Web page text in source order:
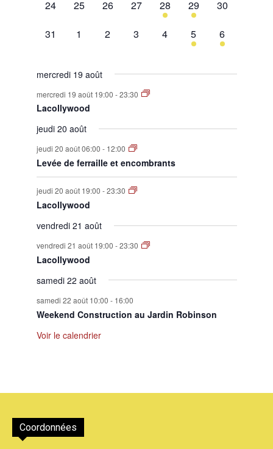
0
24
0
25
0
26
0
évènement,
27
1
évènement,
28
1
évènement,
29
0
30
0
31
0
1
0
2
0
3
0
évènement,
4
1
évènement,
5
1
évènement,
6
mercredi 19 août
mercredi 19 août 19:00 -23:30
Lacollywood
jeudi 20 août
jeudi 20 août 06:00 - 12:00
Levée de ferraille et encombrants
jeudi 20 août 19:00 -23:30
Lacollywood
vendredi 21 août
vendredi 21 août 19:00 -23:30
Lacollywood
samedi 22 août
samedi 22 août 10:00 - 16:00
Weekend Construction au Jardin Robinson
Voir le calendrier
Coordonnées